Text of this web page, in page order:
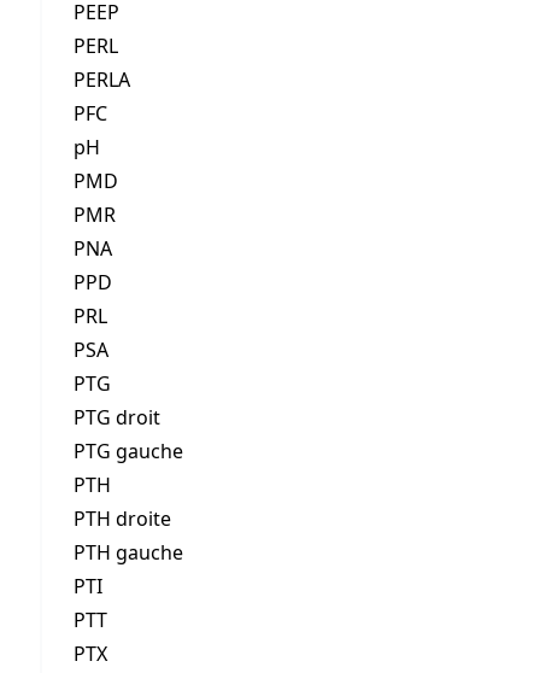
PEEP
PERL
PERLA
PFC
pH
PMD
PMR
PNA
PPD
PRL
PSA
PTG
PTG droit
PTG gauche
PTH
PTH droite
PTH gauche
PTI
PTT
PTX